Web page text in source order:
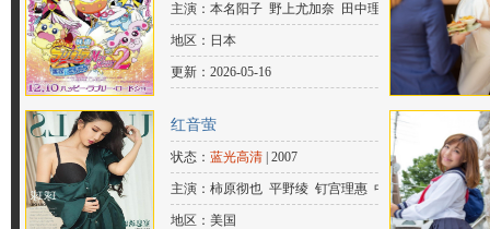
主演：本名阳子 野上尤加奈 田中理
惠 关智一 矢岛晶子 池泽春菜 谷井明
日香 草尾毅 桧山修之 岸尾大辅 德光
由禾 仙台惠理 菊池心 泷知史 千千松
幸子 青野武 矢口真里 清水佐纪 野泽
雅子
地区：日本
更新：2026-05-16
红音萤
状态： 蓝光高清 | 2007
主演：柿原彻也 平野绫 钉宫理惠 中村
悠一 大原沙耶香 佐藤聪美 堀江由
地区：美国